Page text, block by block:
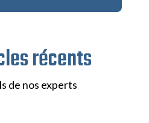
récents
de nos experts